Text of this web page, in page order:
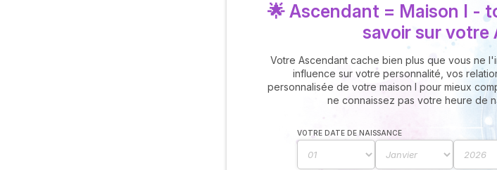
🌟 Ascendant = Maison I -
savoir sur votre
Votre Ascendant cache bien plus que vous ne
influence sur votre personnalité, vos
personnalisée de votre maison I pour mieux
ne connaissez pas votre heure de
VOTRE DATE DE NAISSANCE